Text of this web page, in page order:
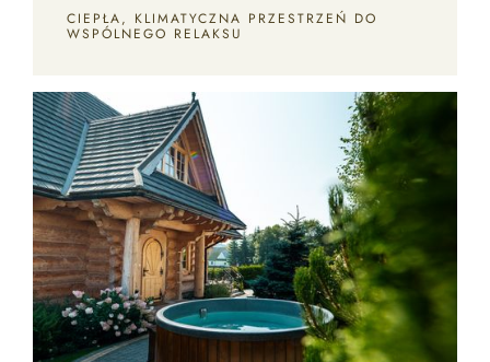
CIEPŁA, KLIMATYCZNA PRZESTRZEŃ DO
WSPÓLNEGO RELAKSU